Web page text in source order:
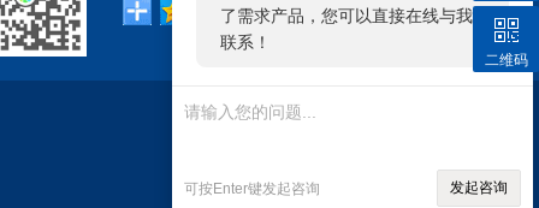
了需求产品，您可以直接在线与我
联系！
可按Enter键发起咨询 发起咨询
技术支持：
二维码